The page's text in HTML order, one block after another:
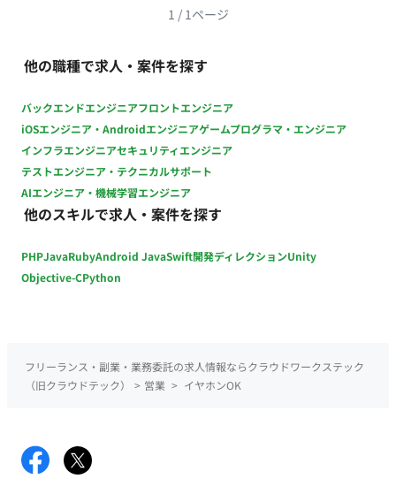
有） ・福利厚生サービス（旅行、宿泊、飲食店等の割引） ・資
マイカー通勤OK ・直行直帰OK
1 / 1ページ
他の職種で求人・案件を探す
バックエンドエンジニアフロントエンジニア
iOSエンジニア・Androidエンジニアゲームプログラマ・エンジニア
インフラエンジニアセキュリティエンジニア
テストエンジニア・テクニカルサポート
AIエンジニア・機械学習エンジニア
他のスキルで求人・案件を探す
PHPJavaRubyAndroid JavaSwift開発ディレクションUnity
Objective-CPython
フリーランス・副業・業務委託の求人情報ならクラウドワークステック
（旧クラウドテック）
> 営業 > イヤホンOK